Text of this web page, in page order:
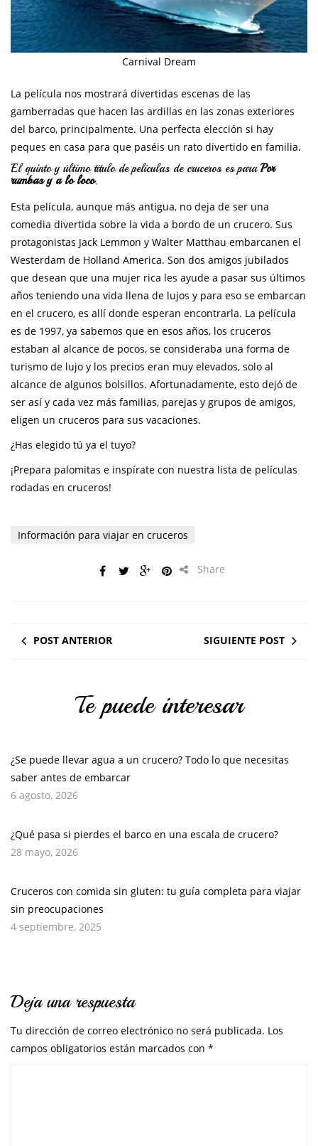
Carnival Dream
La película nos mostrará divertidas escenas de las
gamberradas que hacen las ardillas en las zonas exteriores
del barco, principalmente. Una perfecta elección si hay
peques en casa para que paséis un rato divertido en familia.
El quinto y último título de películas de cruceros es paraPor
rumbas y a lo loco.
Esta película, aunque más antigua, no deja de ser una
comedia divertida sobre la vida a bordo de un crucero. Sus
protagonistas Jack Lemmon y Walter Matthau embarcanen el
Westerdam de Holland America. Son dos amigos jubilados
que desean que una mujer rica les ayude a pasar sus últimos
años teniendo una vida llena de lujos y para eso se embarcan
en el crucero, es allí donde esperan encontrarla. La película
es de 1997, ya sabemos que en esos años, los cruceros
estaban al alcance de pocos, se consideraba una forma de
turismo de lujo y los precios eran muy elevados, solo al
alcance de algunos bolsillos. Afortunadamente, esto dejó de
ser así y cada vez más familias, parejas y grupos de amigos,
eligen un cruceros para sus vacaciones.
¿Has elegido tú ya el tuyo?
¡Prepara palomitas e inspírate con nuestra lista de películas
rodadas en cruceros!
Información para viajar en cruceros
Share
POST ANTERIOR SIGUIENTE POST
Te puede interesar
¿Se puede llevar agua a un crucero? Todo lo que necesitas
saber antes de embarcar
6 agosto, 2026
¿Qué pasa si pierdes el barco en una escala de crucero?
28 mayo, 2026
Cruceros con comida sin gluten: tu guía completa para viajar
sin preocupaciones
4 septiembre, 2025
Deja una respuesta
Tu dirección de correo electrónico no será publicada. Los
campos obligatorios están marcados con *